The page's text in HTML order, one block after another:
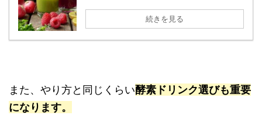
続きを見る
また、やり方と同じくらい酵素ドリンク選びも重要
になります。